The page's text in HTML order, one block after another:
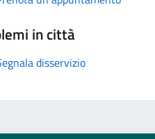
in città
disservizio